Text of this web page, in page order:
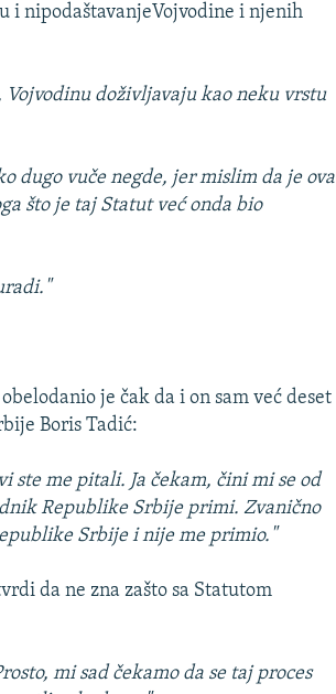
i nipodaštavanjeVojvodine i njenih
Vojvodinu doživljavaju kao neku vrstu
dugo vuče negde, jer mislim da je ova
što je taj Statut već onda bio
obelodanio je čak da i on sam već deset
Boris Tadić:
ste me pitali. Ja čekam, čini mi se od
Republike Srbije primi. Zvanično
Srbije i nije me primio."
da ne zna zašto sa Statutom
mi sad čekamo da se taj proces